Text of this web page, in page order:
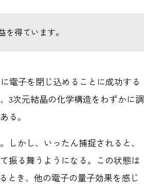
得ています。
電子を閉じ込めることに成功する
3次元結晶の化学構造をわずかに調
る。
かし、いったん捕捉されると、
振る舞うようになる。この状態は
とき、他の電子の量子効果を感じ